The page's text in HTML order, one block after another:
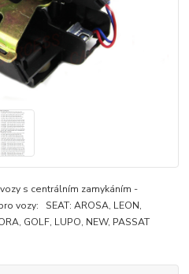
s centrálním zamykáním -
vozy: SEAT: AROSA, LEON,
GOLF, LUPO, NEW, PASSAT